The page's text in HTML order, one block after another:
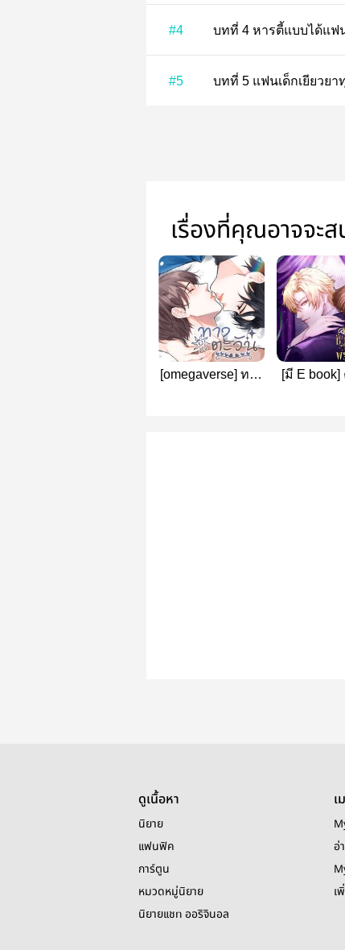
#4 บทที่ 4 หารตี้แบบได้แฟ
#5 บทที่ 5 แฟนเด็กเยียวย
เรื่องที่คุณอาจจะส
[omegaverse] ทาง
[มี E
ดูเนื้อหา
นิยาย
แฟนฟิค
การ์ตูน
หมวดหมู่นิยาย
นิยายแชท ออริจินอล
เ
อ่
เ